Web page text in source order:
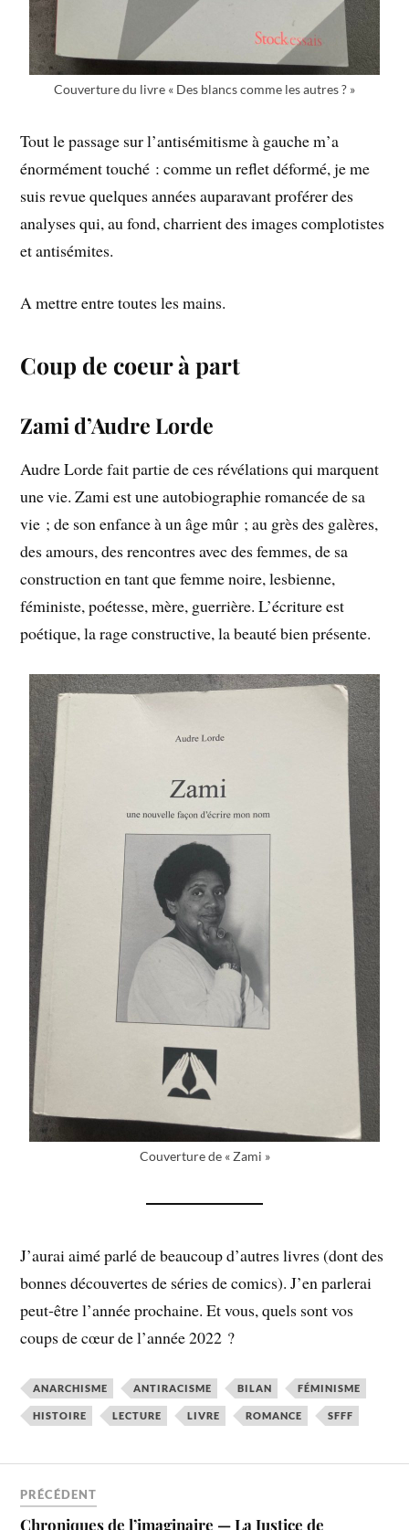
Couverture du livre « Des blancs comme les autres ? »
Tout le passage sur l’antisémitisme à gauche m’a
énormément touché : comme un reflet déformé, je me
suis revue quelques années auparavant proférer des
analyses qui, au fond, charrient des images complotistes
et antisémites.
A mettre entre toutes les mains.
Coup de coeur à part
Zami d’Audre Lorde
Audre Lorde fait partie de ces révélations qui marquent
une vie. Zami est une autobiographie romancée de sa
vie ; de son enfance à un âge mûr ; au grès des galères,
des amours, des rencontres avec des femmes, de sa
construction en tant que femme noire, lesbienne,
féministe, poétesse, mère, guerrière. L’écriture est
poétique, la rage constructive, la beauté bien présente.
Couverture de « Zami »
J’aurai aimé parlé de beaucoup d’autres livres (dont des
bonnes découvertes de séries de comics). J’en parlerai
peut-être l’année prochaine. Et vous, quels sont vos
coups de cœur de l’année 2022 ?
ANARCHISME ANTIRACISME BILAN FÉMINISME
HISTOIRE LECTURE LIVRE ROMANCE SFFF
PRÉCÉDENT
Chroniques de l’imaginaire — La Justice de